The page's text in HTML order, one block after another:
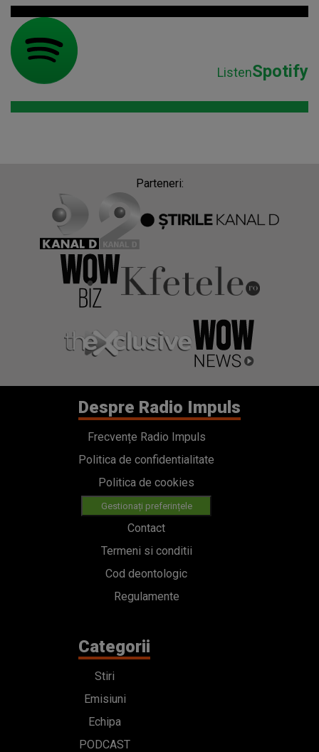
ListenSpotify
Parteneri:
Despre Radio Impuls
Frecvențe Radio Impuls
Politica de confidentialitate
Politica de cookies
Gestionați preferințele
Contact
Termeni si conditii
Cod deontologic
Regulamente
Categorii
Stiri
Emisiuni
Echipa
PODCAST